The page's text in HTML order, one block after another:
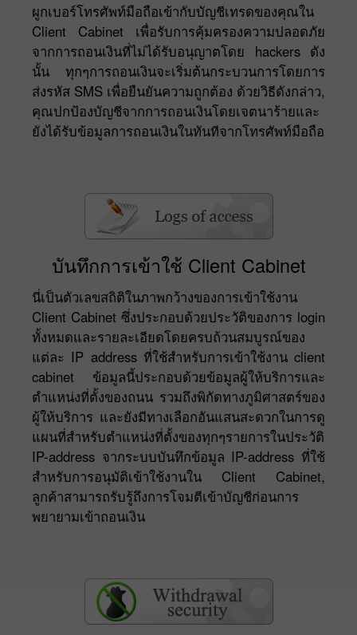
ผูกเบอร์โทรศัพท์มือถือเข้ากับบัญชีเทรดของคุณใน
Client Cabinet เพื่อรับการคุ้มครองความปลอดภัย
จากการถอนเงินที่ไม่ได้รับอนุญาตโดย hackers ดัง
นั้น ทุกๆการถอนเงินจะเริ่มต้นกระบวนการโดยการ
ส่งรหัส SMS เพื่อยืนยันความถูกต้อง ด้วยวิธีดังกล่าว,
คุณปกป้องบัญชีจากการถอนเงินโดยเจตนาร้ายและ
ยังได้รับข้อมูลการถอนเงินในทันทีจากโทรศัพท์มือถือ
บันทึกการเข้าใช้ Client Cabinet
นี่เป็นตัวเลขสถิติในภาพกว้างของการเข้าใช้งาน
Client Cabinet ซึ่งประกอบด้วยประวัติของการ login
ทั้งหมดและรายละเอียดโดยครบถ้วนสมบูรณ์ของ
แต่ละ IP address ที่ใช้สำหรับการเข้าใช้งาน client
cabinet ข้อมูลนี้ประกอบด้วยข้อมูลผู้ให้บริการและ
ตำแหน่งที่ตั้งของถนน รวมถึงพิกัดทางภูมิศาสตร์ของ
ผู้ให้บริการ และยังมีทางเลือกอันแสนสะดวกในการดู
แผนที่สำหรับตำแหน่งที่ตั้งของทุกๆรายการในประวัติ
IP-address จากระบบบันทึกข้อมูล IP-address ที่ใช้
สำหรับการอนุมัติเข้าใช้งานใน Client Cabinet,
ลูกค้าสามารถรับรู้ถึงการโจมตีเข้าบัญชีก่อนการ
พยายามเข้าถอนเงิน